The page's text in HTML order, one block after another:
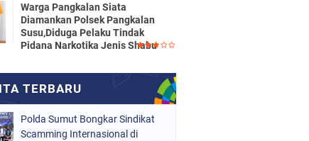
Warga Pangkalan Siata
Diamankan Polsek Pangkalan
Susu,Diduga Pelaku Tindak
Pidana Narkotika Jenis Shabu
Polda Sumut Bongkar Sindikat
Scamming Internasional di